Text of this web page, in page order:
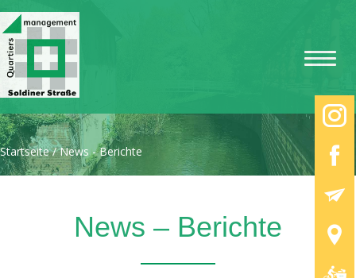
Startseite/News - Berichte
News – Berichte